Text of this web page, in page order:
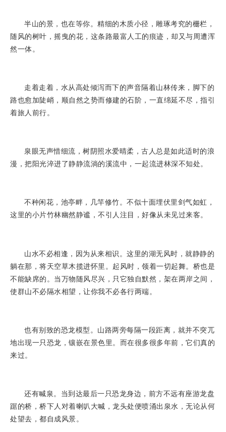
半山的景，也在等你。精细的木质小径，雕琢考究的栅栏，
随风的树叶，摇曳的花，这条路最富人工的痕迹，却又与周遭浑
然一体。
走着走着，水从高处倾泻而下的声音隔着山林传来，脚下的
路也愈加陡峭，顺自然之势而修建的石阶，一直绵延不尽，指引
着旅人前行。
泉眼无声惜细流，树阴照水爱晴柔，古人总是如此适时的浪
漫，把阳光淬进了静静流淌的溪流中，一起流进林深不知处。
不种闲花，池亭畔，几竿修竹。不似十面埋伏里剑气如虹，
这里的小片竹林幽然静谧，不引人注目，好像从未见过来客。
山水不必相逢，因为从来相识。这里的湖无风时，就静静的
躺在那，将天空草木揽进怀里。起风时，领着一切起舞。桥也是
不能缺席的。当万物随风尽兴，只它独自默然，架在两岸之间，
使群山不必隔水相望，让你我不必各行两端。
也有别致的恐龙模型。山路两旁每隔一段距离，就并不突兀
地出现一只恐龙，镶嵌在景色里。而在很多很多年前，它们真的
来过。
还有喊泉。当到达最后一只恐龙身边，前方不远有座游龙盘
踞的桥，桥下人对着喇叭大喊，龙头处便喷涌出泉水，无论从何
处望去，都自成风景。